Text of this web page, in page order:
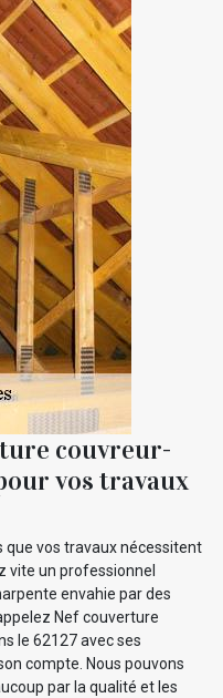
couvreur-
vos travaux
que vos travaux nécessitent
vite un professionnel
envahie par des
Nef couverture
le 62127 avec ses
compte. Nous pouvons
par la qualité et les